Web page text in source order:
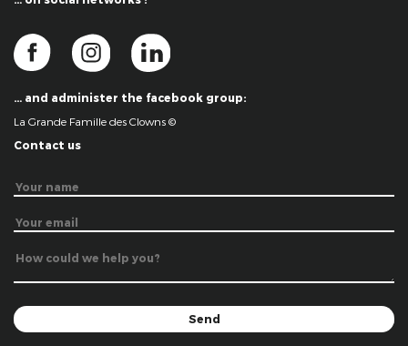
… and administer the facebook group:
La Grande Famille des Clowns ©
Contact us